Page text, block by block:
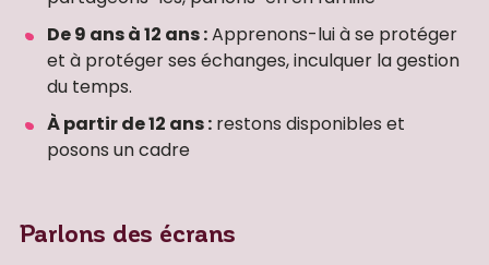
De 9 ans à 12 ans :Apprenons-lui à se protéger
et à protéger ses échanges, inculquer la gestion
du temps.
À partir de 12 ans : restons disponibles et
posons un cadre
Parlons des écrans